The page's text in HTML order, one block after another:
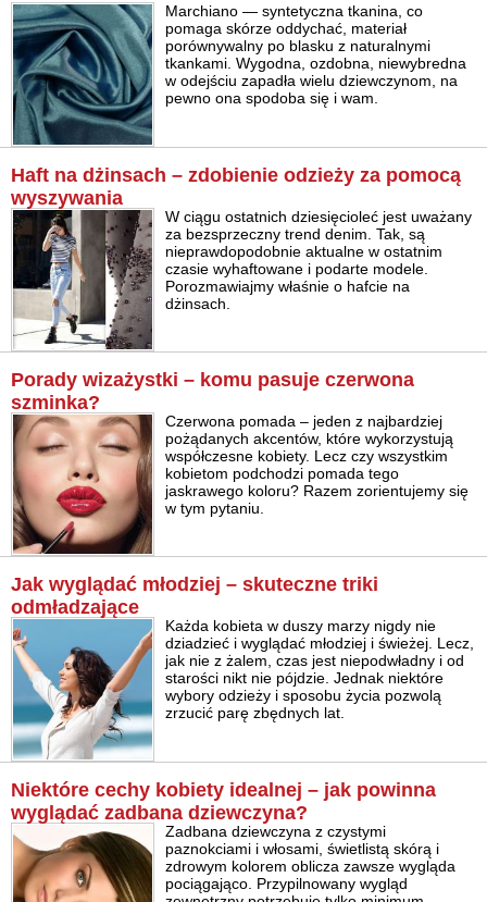
Marchiano — syntetyczna tkanina, co
pomaga skórze oddychać, materiał
porównywalny po blasku z naturalnymi
tkankami. Wygodna, ozdobna, niewybredna
w odejściu zapadła wielu dziewczynom, na
pewno ona spodoba się i wam.
Haft na dżinsach – zdobienie odzieży za pomocą
wyszywania
W ciągu ostatnich dziesięcioleć jest uważany
za bezsprzeczny trend denim. Tak, są
nieprawdopodobnie aktualne w ostatnim
czasie wyhaftowane i podarte modele.
Porozmawiajmy właśnie o hafcie na
dżinsach.
Porady wizażystki – komu pasuje czerwona
szminka?
Czerwona pomada – jeden z najbardziej
pożądanych akcentów, które wykorzystują
współczesne kobiety. Lecz czy wszystkim
kobietom podchodzi pomada tego
jaskrawego koloru? Razem zorientujemy się
w tym pytaniu.
Jak wyglądać młodziej – skuteczne triki
odmładzające
Każda kobieta w duszy marzy nigdy nie
dziadzieć i wyglądać młodziej i świeżej. Lecz,
jak nie z żalem, czas jest niepodwładny i od
starości nikt nie pójdzie. Jednak niektóre
wybory odzieży i sposobu życia pozwolą
zrzucić parę zbędnych lat.
Niektóre cechy kobiety idealnej – jak powinna
wyglądać zadbana dziewczyna?
Zadbana dziewczyna z czystymi
paznokciami i włosami, świetlistą skórą i
zdrowym kolorem oblicza zawsze wygląda
pociągająco. Przypilnowany wygląd